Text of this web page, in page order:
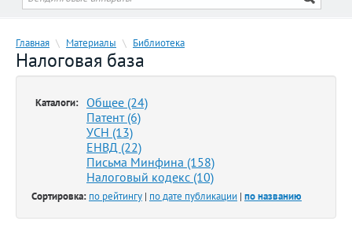
Главная \ Материалы \ Библиотека
Налоговая база
Каталоги:
Общее (24)
Патент (6)
УСН (13)
ЕНВД (22)
Письма Минфина (158)
Налоговый кодекс (10)
Сортировка: по рейтингу | по дате публикации | по названию